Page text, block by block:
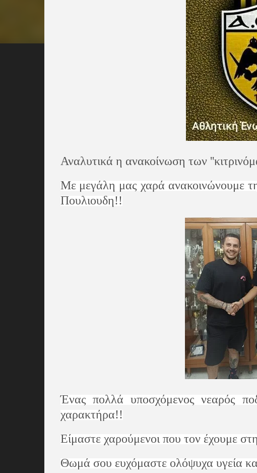
Αναλυτικά η ανακοίνωση των
Με μεγάλη μας χαρά ανακοινώνουμε
Πουλιουδη!!
Ένας πολλά υποσχόμενος νεαρός
χαρακτήρα!!
Είμαστε χαρούμενοι που τον έχουμε
Θωμά σου ευχόμαστε ολόψυχα υγεία